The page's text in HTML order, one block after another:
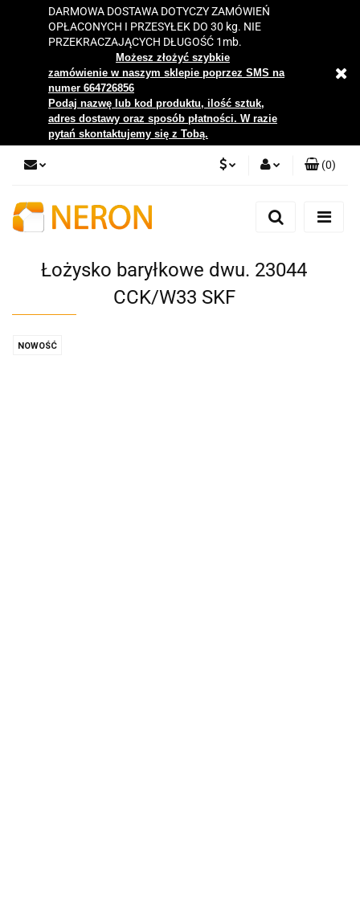
DARMOWA DOSTAWA DOTYCZY ZAMÓWIEŃ
OPŁACONYCH I PRZESYŁEK DO 30 kg. NIE
PRZEKRACZAJĄCYCH DŁUGOŚĆ 1mb.
Możesz złożyć szybkie
zamówienie w naszym sklepie poprzez SMS na
numer 664726856
Podaj nazwę lub kod produktu, ilość sztuk,
adres dostawy oraz sposób płatności. W razie
pytań skontaktujemy się z Tobą.
Zaloguj się
Zgody cookies
(0)
Łożysko baryłkowe dwu. 23044
CCK/W33 SKF
NOWOŚĆ